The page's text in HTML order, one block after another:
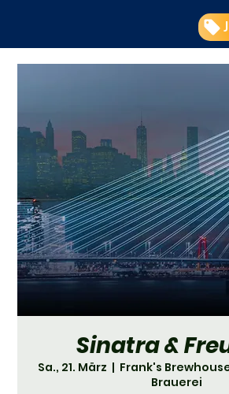
Sinatra &
Sa., 21. März
  |
Frank's
Brauerei